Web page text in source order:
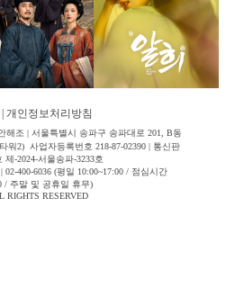
개인정보처리방침
해조 | 서울특별시 송파구 송파대로 201, B동
워2) 사업자등록번호 218-87-02390 | 통신판
제-2024-서울송파-3233호
02-400-6036 (평일 10:00~17:00 / 점심시간
/ 주말 및 공휴일 휴무)
RIGHTS RESERVED